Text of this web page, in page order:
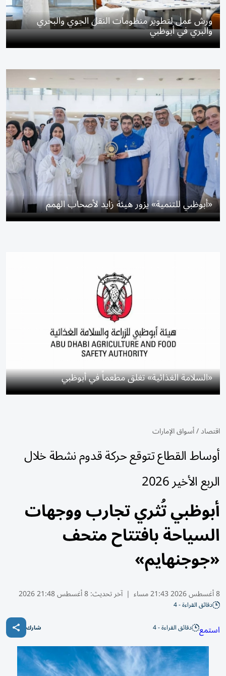
ورش عمل لتطوير منظومات النقل الجوي والبحري
والبري في أبوظبي
«أبوظبي للتنمية» يزور هيئة زايد لأصحاب الهمم
«السلامة الغذائية» تغلق مطعماً في أبوظبي
اقتصاد/أسواق الإمارات
أوساط القطاع تتوقع حركة قدوم نشطة خلال
الربع الأخير 2026
أبوظبي تُثري تجارب ووجهات
السياحة بافتتاح متحف
«جوجنهايم»
8 أغسطس 2026 21:43 مساء | آخر تحديث:8 أغسطس 21:48 2026
دقائق القراءة - 4
استمع دقائق القراءة - 4 شارك